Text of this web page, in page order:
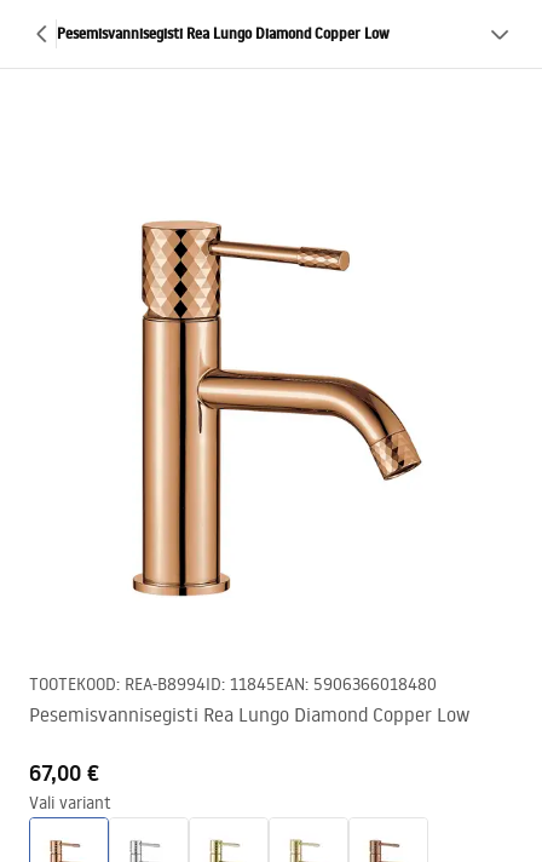
Pesemisvannisegisti Rea Lungo Diamond Copper Low
TOOTEKOOD: REA-B8994ID: 11845EAN: 5906366018480
Pesemisvannisegisti Rea Lungo Diamond Copper Low
67,00 €
Vali variant